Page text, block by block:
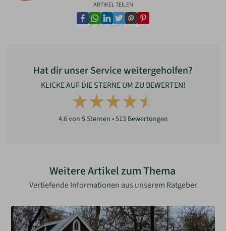
ARTIKEL TEILEN
facebook
whatsapp
linkedin
twitter
emailpinterest
Hat dir unser Service weitergeholfen?
KLICKE AUF DIE STERNE UM ZU BEWERTEN!
4.6von 5 Sternen •513Bewertungen
Weitere Artikel zum Thema
Vertiefende Informationen aus unserem Ratgeber